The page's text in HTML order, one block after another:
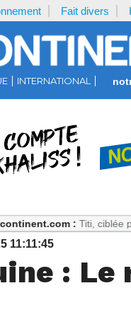
Fait divers
INTERNATIONAL
: Titi, ciblée pour son
11:11:45
: